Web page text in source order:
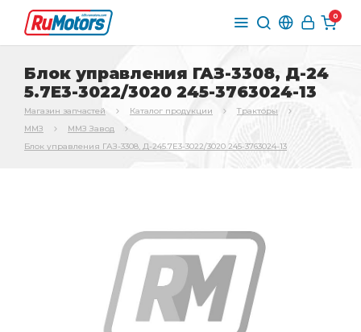
0
Блок управления ГАЗ-3308, Д-24
5.7Е3-3022/3020 245-3763024-13
Магазин запчастей Каталог продукции
Тракторы
ММЗ
ММЗ Завод
Блок управления ГАЗ-3308, Д-245.7Е3-3022/3020 245-3763024-13